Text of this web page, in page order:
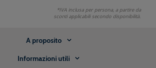
*IVA inclusa per persona, a partire da
sconti applicabili secondo disponibilità.
A proposito
Informazioni utili